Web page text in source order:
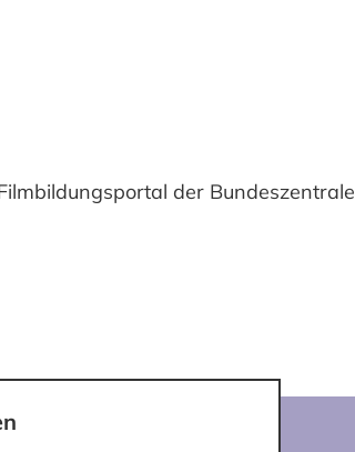
der Bundeszentrale